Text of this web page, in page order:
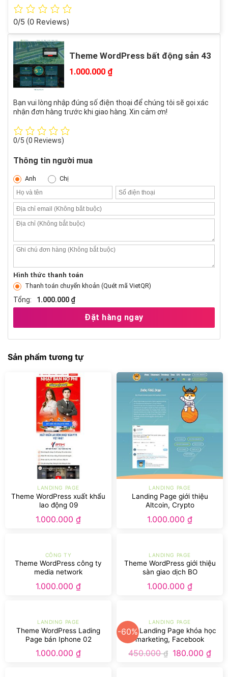
0/5 (0 Reviews)
Theme WordPress bất động sản 43
1.000.000 ₫
Bạn vui lòng nhập đúng số điện thoại để chúng tôi sẽ gọi xác
nhận đơn hàng trước khi giao hàng. Xin cảm ơn!
0/5 (0 Reviews)
Thông tin người mua
Anh Chị
Hình thức thanh toán
Thanh toán chuyển khoản (Quét mã VietQR)
Tổng: 1.000.000 ₫
Đặt hàng ngay
Sản phẩm tương tự
LANDING PAGE
Theme WordPress xuất khẩu
lao động 09
1.000.000 ₫
LANDING PAGE
Landing Page giới thiệu
Altcoin, Crypto
1.000.000 ₫
CÔNG TY
Theme WordPress công ty
media network
1.000.000 ₫
LANDING PAGE
Theme WordPress giới thiệu
sàn giao dịch BO
1.000.000 ₫
LANDING PAGE
Theme WordPress Lading
Page bán Iphone 02
1.000.000 ₫
-60%
LANDING PAGE
Mẫu Landing Page khóa học
marketing, Facebook
chuyển đổi trên Facebook,
450.000₫ 180.000 ₫